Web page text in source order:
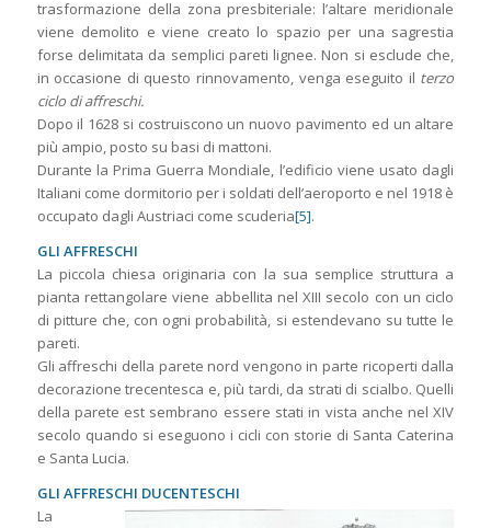
trasformazione della zona presbiteriale: l’altare meridionale
viene demolito e viene creato lo spazio per una sagrestia
forse delimitata da semplici pareti lignee. Non si esclude che,
in occasione di questo rinnovamento, venga eseguito il terzo
ciclo di affreschi.
Dopo il 1628 si costruiscono un nuovo pavimento ed un altare
più ampio, posto su basi di mattoni.
Durante la Prima Guerra Mondiale, l’edificio viene usato dagli
Italiani come dormitorio per i soldati dell’aeroporto e nel 1918 è
occupato dagli Austriaci come scuderia[5].
GLI AFFRESCHI
La piccola chiesa originaria con la sua semplice struttura a
pianta rettangolare viene abbellita nel XIII secolo con un ciclo
di pitture che, con ogni probabilità, si estendevano su tutte le
pareti.
Gli affreschi della parete nord vengono in parte ricoperti dalla
decorazione trecentesca e, più tardi, da strati di scialbo. Quelli
della parete est sembrano essere stati in vista anche nel XIV
secolo quando si eseguono i cicli con storie di Santa Caterina
e Santa Lucia.
GLI AFFRESCHI DUCENTESCHI
La